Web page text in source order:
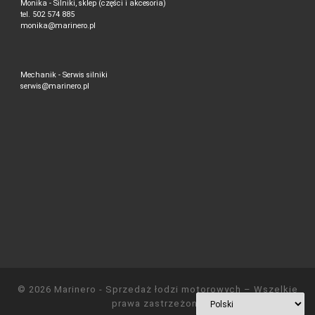
Monika - Silniki, sklep (części i akcesoria)
tel. 502 574 885
monika@marinero.pl
Mechanik - Serwis silniki
serwis@marinero.pl
© 2026 Marinero - Sprzedaż łodzi motorowych – Wszelkie
prawa zastrzeżone